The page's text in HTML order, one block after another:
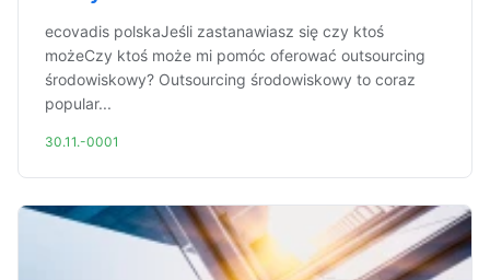
ecovadis polskaJeśli zastanawiasz się czy ktoś
możeCzy ktoś może mi pomóc oferować outsourcing
środowiskowy? Outsourcing środowiskowy to coraz
popular...
30.11.-0001